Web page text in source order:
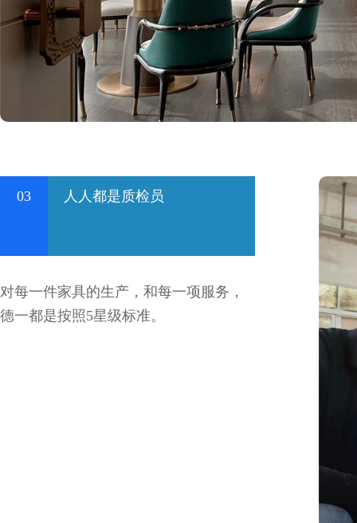
03 人人都是质检员
对每一件家具的生产，和每一项服务，
德一都是按照5星级标准。